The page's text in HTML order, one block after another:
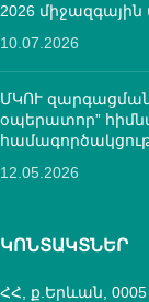
2026
10.07.2026
ՄԿՈՒ զարգացման
օպերատոր”
12.05.2026
ԿՈՆՏԱԿՏՆԵՐ
ՀՀ, ք.Երևան,